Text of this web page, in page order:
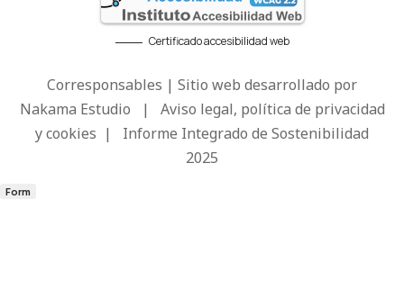
Certificado accesibilidad web
Corresponsables | Sitio web desarrollado por
Nakama Estudio | Aviso legal, política de privacidad
y cookies | Informe Integrado de Sostenibilidad
2025
Form